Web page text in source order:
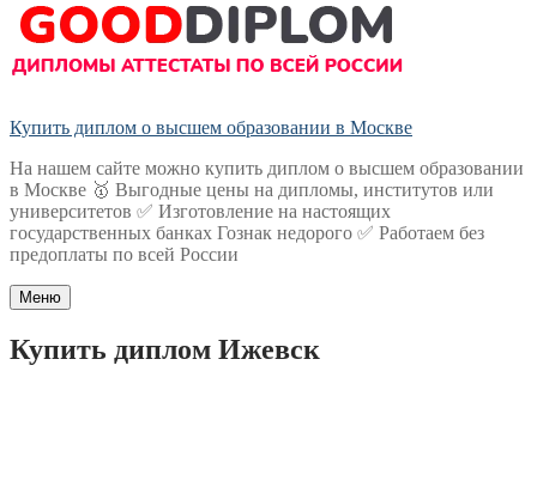
Купить диплом о высшем образовании в Москве
На нашем сайте можно купить диплом о высшем образовании
в Москве 🥇 Выгодные цены на дипломы, институтов или
университетов ✅ Изготовление на настоящих
государственных банках Гознак недорого ✅ Работаем без
предоплаты по всей России
Меню
Купить диплом Ижевск